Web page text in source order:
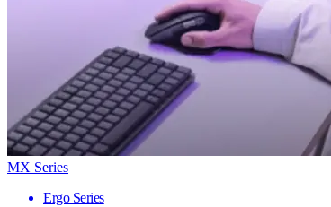
MX Series
Ergo Series